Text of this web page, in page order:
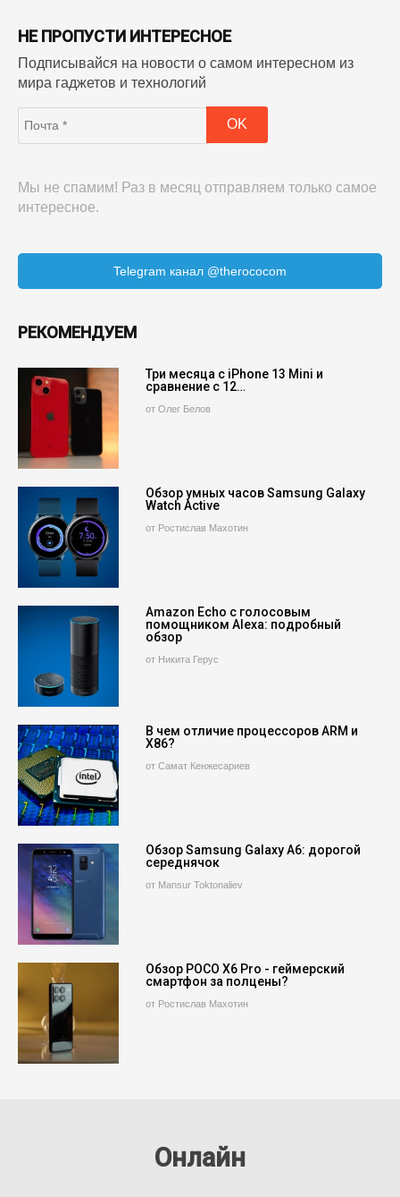
НЕ ПРОПУСТИ ИНТЕРЕСНОЕ
Подписывайся на новости о самом интересном из
мира гаджетов и технологий
Мы не спамим! Раз в месяц отправляем только самое
интересное.
Telegram канал @therococom
РЕКОМЕНДУЕМ
Три месяца с iPhone 13 Mini и
сравнение с 12…
от Олег Белов
Обзор умных часов Samsung Galaxy
Watch Active
от Ростислав Махотин
Amazon Echo с голосовым
помощником Alexa: подробный
обзор
от Никита Герус
В чем отличие процессоров ARM и
X86?
от Самат Кенжесариев
Обзор Samsung Galaxy A6: дорогой
середнячок
от Mansur Toktonaliev
Обзор POCO X6 Pro - геймерский
смартфон за полцены?
от Ростислав Махотин
Онлайн